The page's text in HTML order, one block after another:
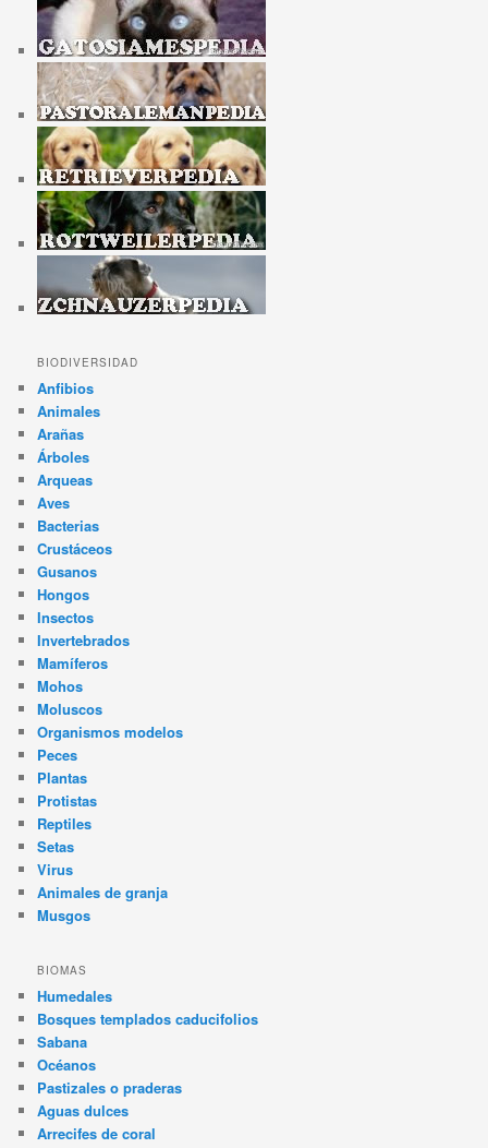
BIODIVERSIDAD
Anfibios
Animales
Arañas
Árboles
Arqueas
Aves
Bacterias
Crustáceos
Gusanos
Hongos
Insectos
Invertebrados
Mamíferos
Mohos
Moluscos
Organismos modelos
Peces
Plantas
Protistas
Reptiles
Setas
Virus
Animales de granja
Musgos
BIOMAS
Humedales
Bosques templados caducifolios
Sabana
Océanos
Pastizales o praderas
Aguas dulces
Arrecifes de coral